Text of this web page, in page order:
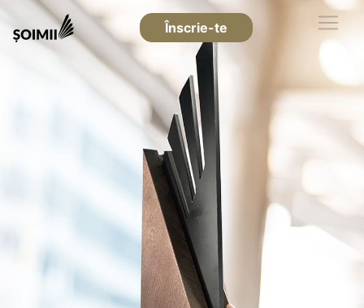
Înscrie-te